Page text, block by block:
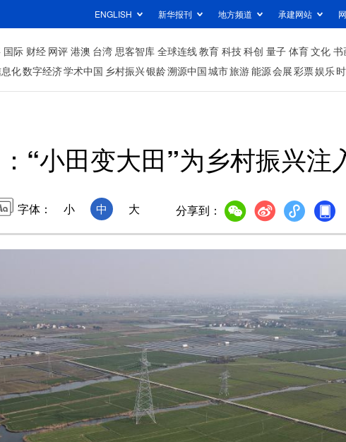
ENGLISH 新华报刊 地方频道 承建网站
国际 财经 网评 港澳 台湾 思客智库 全球连线教育 科技科创 量子 体育文化 书
化数字经济学术中国 乡村振兴银龄溯源中国城市旅游能源会展彩票娱乐
“小田变大田”为乡村振兴注
字体： 小 中 大 分享到：